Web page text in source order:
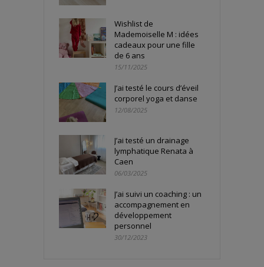
Wishlist de
Mademoiselle M : idées
cadeaux pour une fille
de 6 ans
15/11/2025
J’ai testé le cours d’éveil
corporel yoga et danse
12/08/2025
J’ai testé un drainage
lymphatique Renata à
Caen
06/03/2025
J’ai suivi un coaching : un
accompagnement en
développement
personnel
30/12/2023